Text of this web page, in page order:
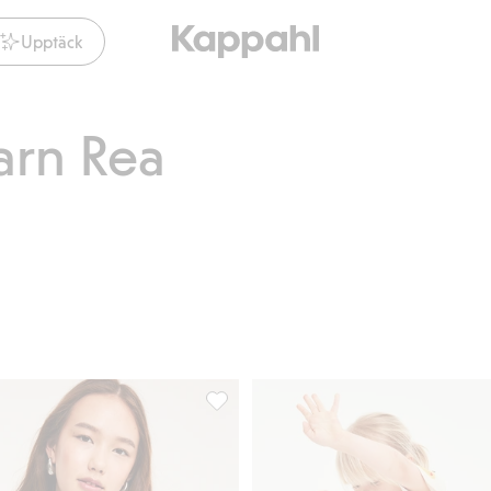
Upptäck
Rea
vingar, Lägg till i favoriter Båtringat topp i bäckebölja, Lägg till i